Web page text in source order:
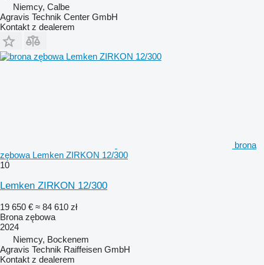
Niemcy, Calbe
Agravis Technik Center GmbH
Kontakt z dealerem
brona
zębowa Lemken ZIRKON 12/300
10
Lemken ZIRKON 12/300
19 650 € ≈ 84 610 zł
Brona zębowa
2024
Niemcy, Bockenem
Agravis Technik Raiffeisen GmbH
Kontakt z dealerem